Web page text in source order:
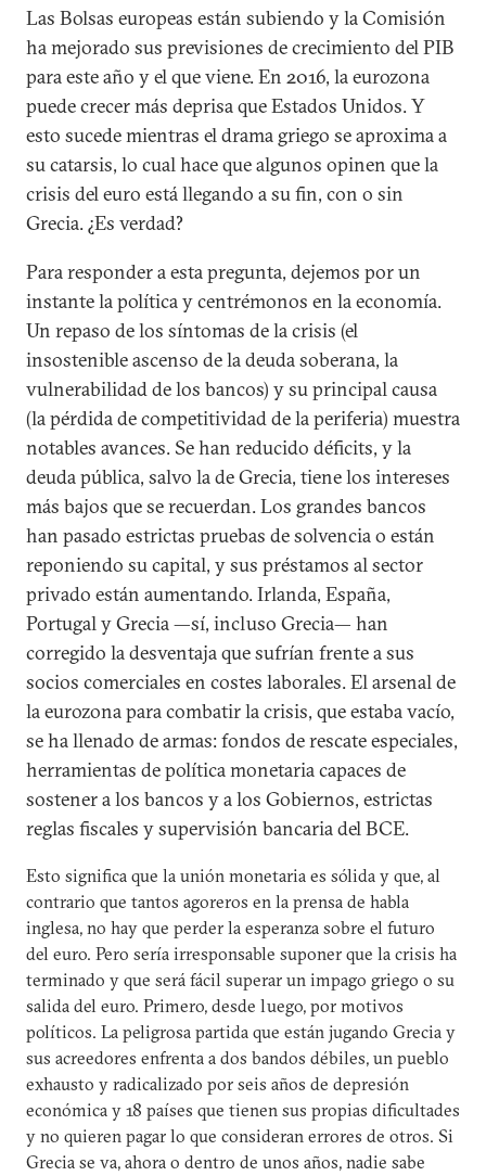
Las Bolsas europeas están subiendo y la Comisión
ha mejorado sus previsiones de crecimiento del PIB
para este año y el que viene. En 2016, la eurozona
puede crecer más deprisa que Estados Unidos. Y
esto sucede mientras el drama griego se aproxima a
su catarsis, lo cual hace que algunos opinen que la
crisis del euro está llegando a su fin, con o sin
Grecia. ¿Es verdad?
Para responder a esta pregunta, dejemos por un
instante la política y centrémonos en la economía.
Un repaso de los síntomas de la crisis (el
insostenible ascenso de la deuda soberana, la
vulnerabilidad de los bancos) y su principal causa
(la pérdida de competitividad de la periferia) muestra
notables avances. Se han reducido déficits, y la
deuda pública, salvo la de Grecia, tiene los intereses
más bajos que se recuerdan. Los grandes bancos
han pasado estrictas pruebas de solvencia o están
reponiendo su capital, y sus préstamos al sector
privado están aumentando. Irlanda, España,
Portugal y Grecia —sí, incluso Grecia— han
corregido la desventaja que sufrían frente a sus
socios comerciales en costes laborales. El arsenal de
la eurozona para combatir la crisis, que estaba vacío,
se ha llenado de armas: fondos de rescate especiales,
herramientas de política monetaria capaces de
sostener a los bancos y a los Gobiernos, estrictas
reglas fiscales y supervisión bancaria del BCE.
Esto significa que la unión monetaria es sólida y que, al
contrario que tantos agoreros en la prensa de habla
inglesa, no hay que perder la esperanza sobre el futuro
del euro. Pero sería irresponsable suponer que la crisis ha
terminado y que será fácil superar un impago griego o su
salida del euro. Primero, desde luego, por motivos
políticos. La peligrosa partida que están jugando Grecia y
sus acreedores enfrenta a dos bandos débiles, un pueblo
exhausto y radicalizado por seis años de depresión
económica y 18 países que tienen sus propias dificultades
y no quieren pagar lo que consideran errores de otros. Si
Grecia se va, ahora o dentro de unos años, nadie sabe